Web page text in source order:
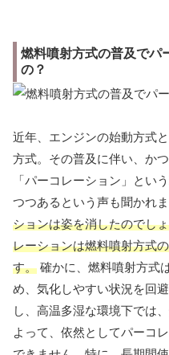
燃料噴射方式の普及でパ
の？
近年、エンジンの始動方式
方式。その普及に伴い、か
「パーコレーション」とい
つつあるという声も聞かれま
ションは姿を消したのでし
レーションは燃料噴射方式
す。 確かに、燃料噴射方式
め、気化しやすい状況を回
し、高温多湿な環境下では
よって、依然としてパーコ